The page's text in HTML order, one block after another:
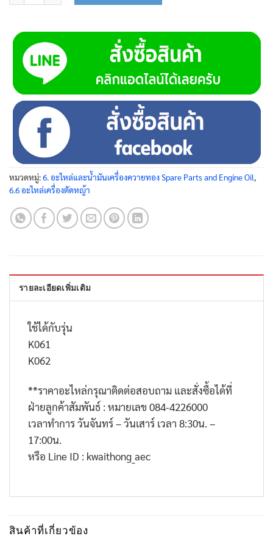
หมวดหมู่:6. อะไหล่และน้ำมันเครื่องควายทอง Spare Parts and Engine Oil
6.6 อะไหล่เครื่องตัดหญ้า
รายละเอียดเพิ่มเติม
ใช้ได้กับรุ่น
K061
K062
**ราคาอะไหล่กรุณาติดต่อสอบถาม และสั่งซื้อได้ที่
ฝ่ายลูกค้าสัมพันธ์ : หมายเลข 084-4226000
เวลาทำการ วันจันทร์ – วันเสาร์ เวลา 8:30น. –
17:00น.
หรือ Line ID : kwaithong_aec
สินค้าที่เกี่ยวข้อง